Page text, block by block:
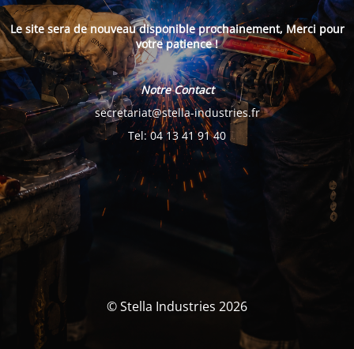
Le site sera de nouveau disponible prochainement, Merci pour
votre patience !
Notre Contact
secretariat@stella-industries.fr
Tel: 04 13 41 91 40
© Stella Industries 2026